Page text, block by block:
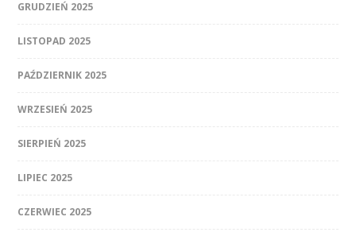
GRUDZIEŃ 2025
LISTOPAD 2025
PAŹDZIERNIK 2025
WRZESIEŃ 2025
SIERPIEŃ 2025
LIPIEC 2025
CZERWIEC 2025